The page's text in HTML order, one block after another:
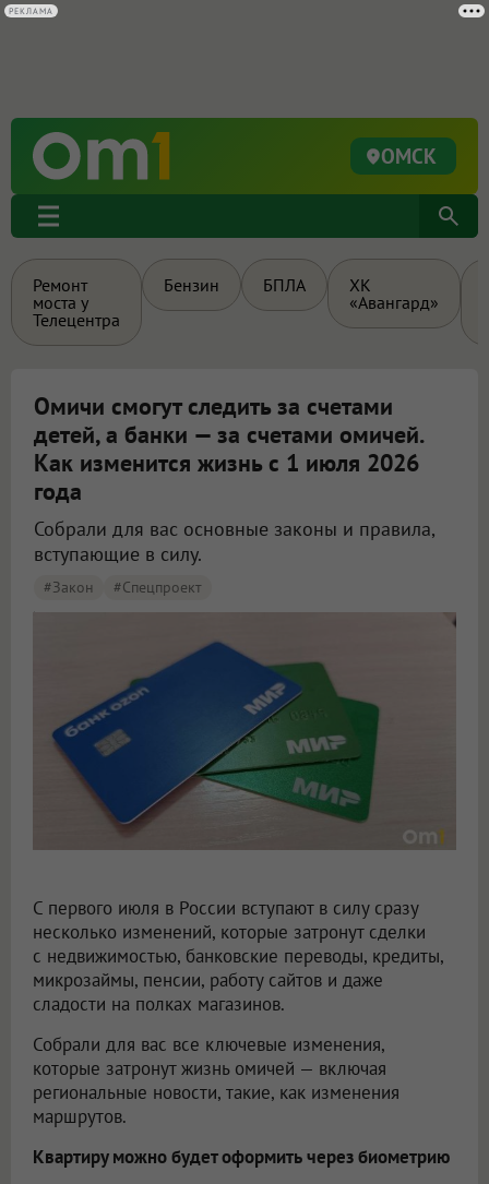
ОМСК
Ремонт
моста у
Телецентра
Бензин БПЛА
ХК
«Авангард»
Омичи смогут следить за счетами
детей, а банки — за счетами омичей.
Как изменится жизнь с 1 июля 2026
года
Собрали для вас основные законы и правила,
вступающие в силу.
#закон #Спецпроект
С первого июля в России вступают в силу сразу
несколько изменений, которые затронут сделки
с недвижимостью, банковские переводы, кредиты,
микрозаймы, пенсии, работу сайтов и даже
сладости на полках магазинов.
Собрали для вас все ключевые изменения,
которые затронут жизнь омичей — включая
региональные новости, такие, как изменения
маршрутов.
Квартиру можно будет оформить через биометрию
РЕКЛАМА